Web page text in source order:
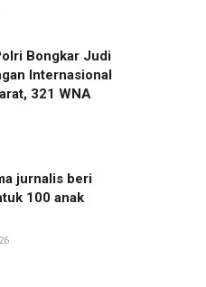
Bongkar Judi
Internasional
321 WNA
jurnalis beri
100 anak